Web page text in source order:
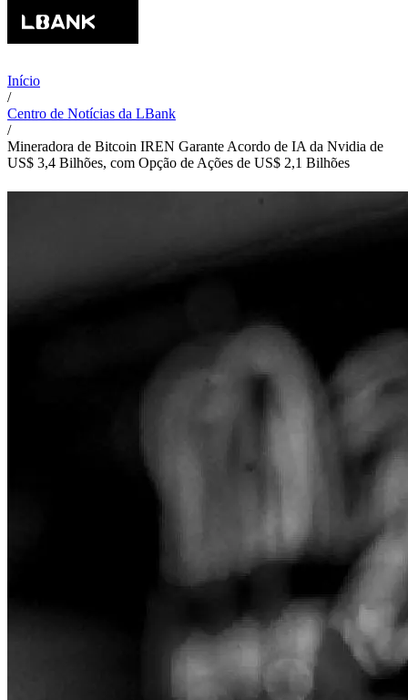
Início
/
Centro de Notícias da LBank
/
Mineradora de Bitcoin IREN Garante Acordo de IA da Nvidia de
US$ 3,4 Bilhões, com Opção de Ações de US$ 2,1 Bilhões